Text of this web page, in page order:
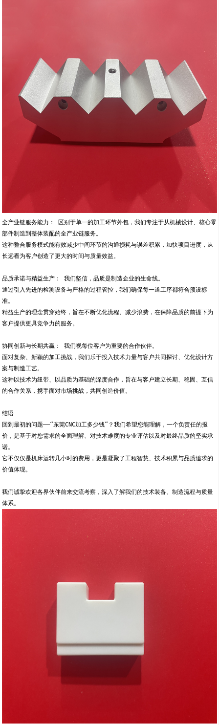
全产业链服务能力： 区别于单一的加工环节外包，我们专注于从机械设计、核心零
部件制造到整体装配的全产业链服务。
这种整合服务模式能有效减少中间环节的沟通损耗与误差积累，加快项目进度，从
长远看为客户创造了更大的时间与质量效益。
品质承诺与精益生产： 我们坚信，品质是制造企业的生命线。
通过引入先进的检测设备与严格的过程管控，我们确保每一道工序都符合预设标
准。
精益生产的理念贯穿始终，旨在不断优化流程、减少浪费，在保障品质的前提下为
客户提供更具竞争力的服务。
协同创新与长期共赢： 我们视每位客户为重要的合作伙伴。
面对复杂、新颖的加工挑战，我们乐于投入技术力量与客户共同探讨、优化设计方
案与制造工艺。
这种以技术为纽带、以品质为基础的深度合作，旨在与客户建立长期、稳固、互信
的合作关系，携手面对市场挑战，共同创造价值。
结语
回到最初的问题——“东莞CNC加工多少钱”？我们希望您能理解，一个负责任的报
价，是基于对您需求的全面理解、对技术难度的专业评估以及对最终品质的坚实承
诺。
它不仅仅是机床运转几小时的费用，更是凝聚了工程智慧、技术积累与品质追求的
价值体现。
我们诚挚欢迎各界伙伴前来交流考察，深入了解我们的技术装备、制造流程与质量
体系。